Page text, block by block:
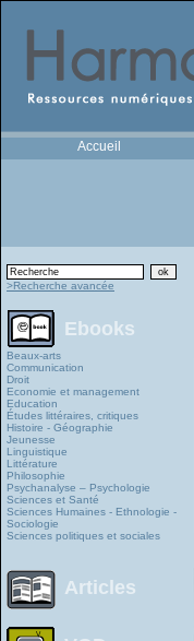
Accueil
>Recherche avancée
Ebooks
Beaux-arts
Communication
Droit
Economie et management
Education
Études littéraires, critiques
Histoire - Géographie
Jeunesse
Linguistique
Littérature
Philosophie
Psychanalyse – Psychologie
Sciences et Santé
Sciences Humaines - Ethnologie -
Sociologie
Sciences politiques et sociales
Articles